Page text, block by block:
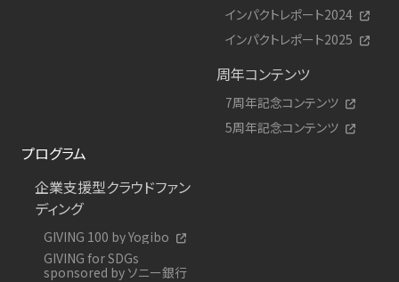
インパクトレポート2024
インパクトレポート2025
周年コンテンツ
7周年記念コンテンツ
5周年記念コンテンツ
プログラム
企業支援型クラウドファン
ディング
GIVING 100 by Yogibo
GIVING for SDGs
sponsored by ソニー銀行